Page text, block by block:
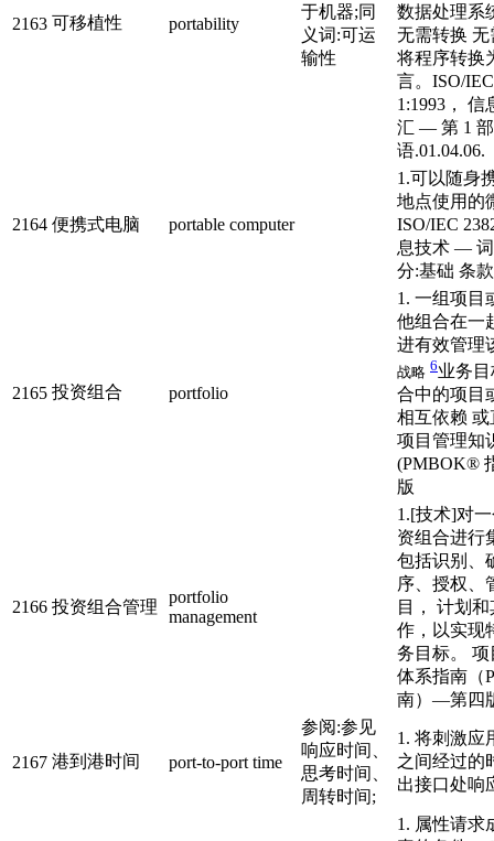
2163 可移植性 portability
于机器;同
义词:可运
输性
数据处理系
无需转换
将程序转换
言。ISO/
1:1993，
汇 — 第 1
语.01.04.06.
2164 便携式电脑 portable computer
1.可以随身
地点使用的
ISO/IEC
息技术 —
分:基础 条
2165 投资组合 portfolio
1. 一组项目
他组合在一
进有效管理
战略 6业务
合中的项目
相互依赖
项目管理知
(PMBOK®
版
2166 投资组合管理
portfolio
management
1.[技术]对
资组合进行
包括识别、
序、授权、
目， 计划
作，以实现
务目标。
体系指南（
南）—第四
2167 港到港时间 port-to-port time
参阅:参见
响应时间、
思考时间、
周转时间;
1. 将刺激应
之间经过的
出接口处响
1. 属性请求